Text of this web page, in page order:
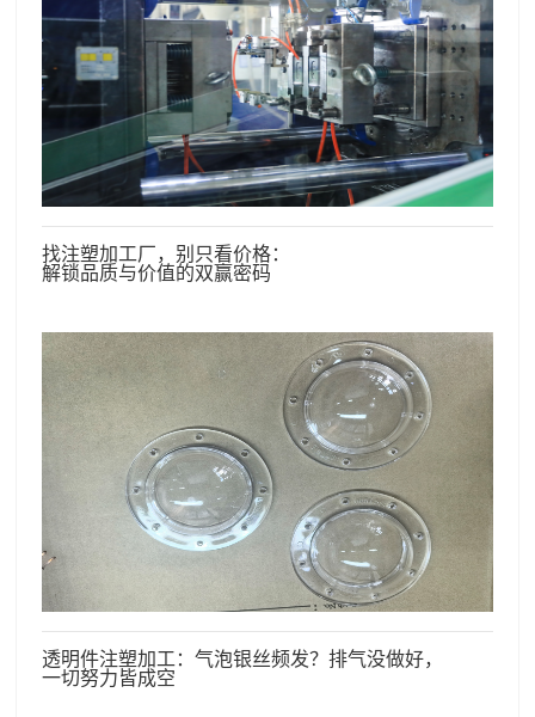
找注塑加工厂，别只看价格：
解锁品质与价值的双赢密码
透明件注塑加工：气泡银丝频发？排气没做好，
一切努力皆成空